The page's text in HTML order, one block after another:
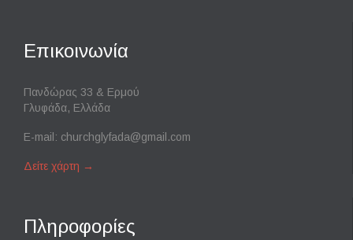
Επικοινωνία
Πανδώρας 33 & Ερμού
Γλυφάδα, Ελλάδα
E-mail: churchglyfada@gmail.com
Δείτε χάρτη →
Πληροφορίες